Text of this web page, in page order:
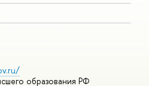
образования РФ